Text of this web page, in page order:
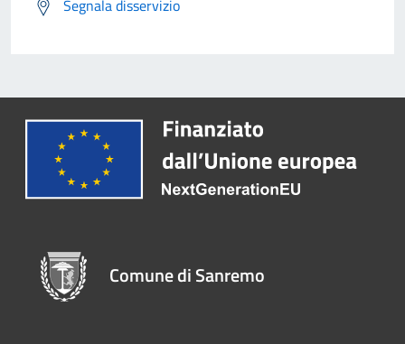
Segnala disservizio
Comune di Sanremo